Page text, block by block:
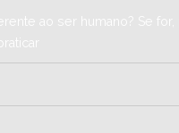
ao ser humano? Se